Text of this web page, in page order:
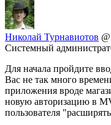
Николай Турнавиотов
Системный
Для начала пройдите
Вас не так много
приложения вроде
новую авторизацию в
пользователя